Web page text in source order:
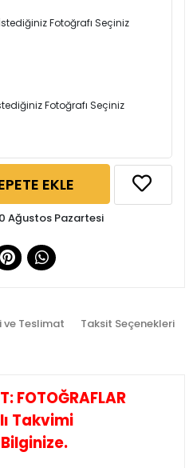
Fotoğrafı Seçiniz
Fotoğrafı Seçiniz
SEPETE EKLE
Ağustos Pazartesi
ve Teslimat Taksit Seçenekleri
FOTOĞRAFLAR
Takvimi